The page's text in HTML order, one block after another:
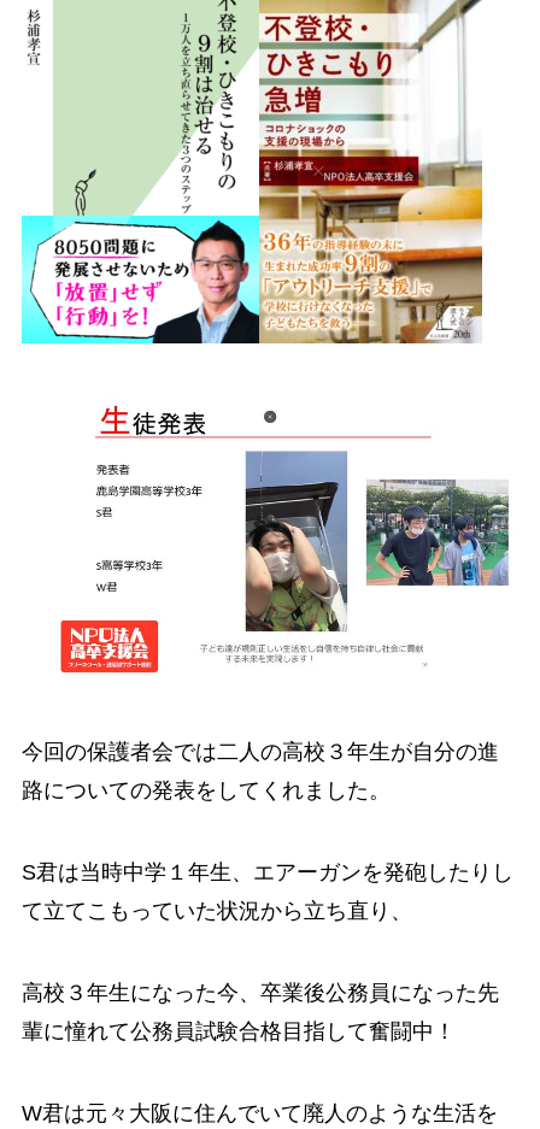
今回の保護者会では二人の高校３年生が自分の進
路についての発表をしてくれました。
S君は当時中学１年生、エアーガンを発砲したりし
て立てこもっていた状況から立ち直り、
高校３年生になった今、卒業後公務員になった先
輩に憧れて公務員試験合格目指して奮闘中！
W君は元々大阪に住んでいて廃人のような生活を